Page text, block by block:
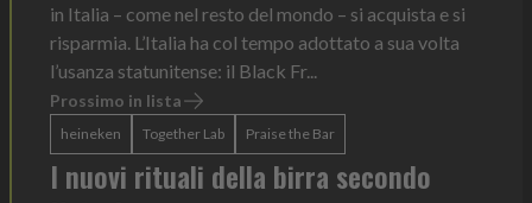
in Italia – come nel resto del mondo – si acquista e si
risparmia. L’Italia ha col tempo adottato a sua volta
l’usanza statunitense: il Black Fr...
Prossimo in lista
heineken Together Lab Praise the Bar
I nuovi rituali della birra secondo